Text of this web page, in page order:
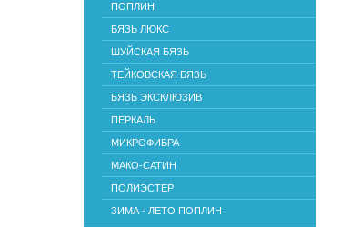
ПОПЛИН
БЯЗЬ ЛЮКС
ШУЙСКАЯ БЯЗЬ
ТЕЙКОВСКАЯ БЯЗЬ
БЯЗЬ ЭКСКЛЮЗИВ
ПЕРКАЛЬ
МИКРОФИБРА
МАКО-САТИН
ПОЛИЭСТЕР
ЗИМА - ЛЕТО ПОПЛИН